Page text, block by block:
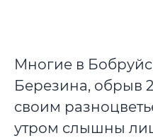
Многие в
Березина, обрыв
своим
утром слышны